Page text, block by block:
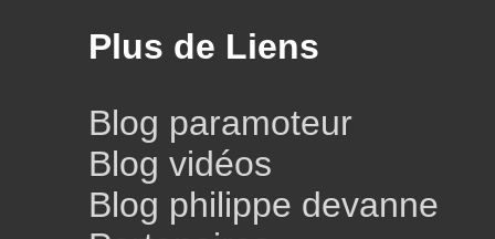
Plus de Liens
Blog paramoteur
Blog vidéos
Blog philippe devanne